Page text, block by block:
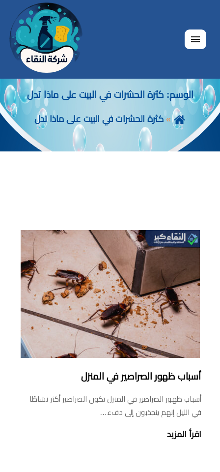
القائمة
الوسم: كثرة الحشرات في البيت على ماذا تدل
كثرة الحشرات في البيت على ماذا تدل
أسباب ظهور الصراصير في المنزل
أسباب ظهور الصراصير في المنزل تكون الصراصير أكثر نشاطًا
في الليل إنهم ينجذبون إلى دفء…
اقرأ المزيد